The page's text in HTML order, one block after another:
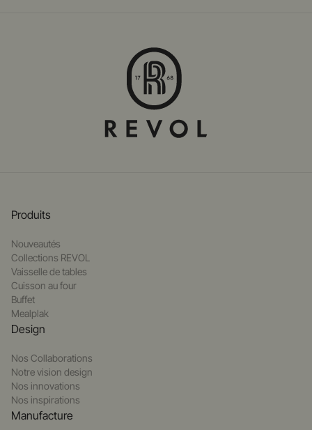
Produits
Nouveautés
Collections REVOL
Vaisselle de tables
Cuisson au four
Buffet
Mealplak
Design
Nos Collaborations
Notre vision design
Nos innovations
Nos inspirations
Manufacture